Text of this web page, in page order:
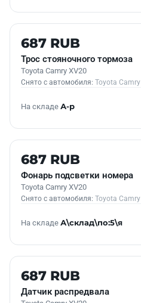
Б/У В НАЛИЧИИ
687 RUB
Трос стояночного тормоза
Toyota Camry XV20
Снято с автомобиля: Toyota Camry
На складе А-р
Б/У В НАЛИЧИИ
687 RUB
Фонарь подсветки номера
Toyota Camry XV20
Снято с автомобиля: Toyota Camry
На складе А\склад\по:5\я
Б/У В НАЛИЧИИ
687 RUB
Датчик распредвала